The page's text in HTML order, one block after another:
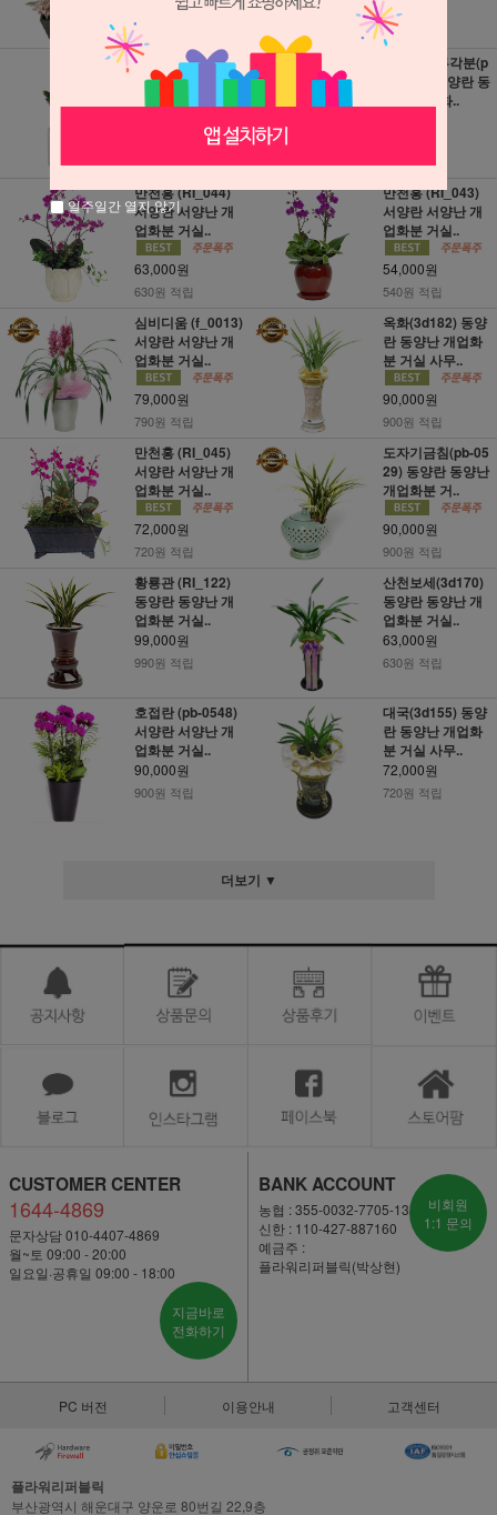
790원 적립 490원 적립
금전수 탁상용(BJ
_15) 실내공기정
화식물 미세먼..
비치옥금투각분(p
b-0538) 동양란 동
양난 개업화..
만천홍 (RI_044)
서양란 서양난 개
업화분 거실..
63,000원
630원 적립
만천홍 (RI_043)
서양란 서양난 개
업화분 거실..
54,000원
540원 적립
심비디움 (f_0013)
서양란 서양난 개
업화분 거실..
79,000원
790원 적립
옥화(3d182) 동양
란 동양난 개업화
분 거실 사무..
90,000원
900원 적립
만천홍 (RI_045)
서양란 서양난 개
업화분 거실..
72,000원
720원 적립
도자기금침(pb-05
29) 동양란 동양난
개업화분 거..
90,000원
900원 적립
황룡관 (RI_122)
동양란 동양난 개
업화분 거실..
99,000원
990원 적립
산천보세(3d170)
동양란 동양난 개
업화분 거실..
63,000원
630원 적립
호접란 (pb-0548)
서양란 서양난 개
업화분 거실..
90,000원
900원 적립
대국(3d155) 동양
란 동양난 개업화
분 거실 사무..
72,000원
720원 적립
더보기 ▼
CUSTOMER CENTER
1644-4869
문자상담 010-4407-4869
월~토 09:00 - 20:00
일요일·공휴일 09:00 - 18:00
지금바로
전화하기
BANK ACCOUNT
농협 : 355-0032-7705-13
신한 : 110-427-887160
예금주 :
플라워리퍼블릭(박상현)
비회원
1:1 문의
PC 버전 이용안내 고객센터
플라워리퍼블릭
부산광역시 해운대구 양운로 80번길 22,9층
일주일간 열지 않기